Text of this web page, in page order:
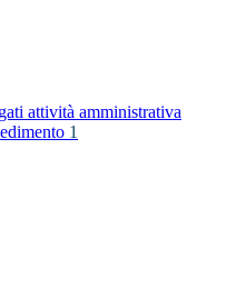
attività amministrativa
1